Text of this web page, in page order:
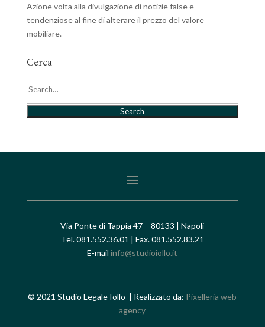
Azione volta alla divulgazione di notizie false e
tendenziose al fine di alterare il prezzo del valore
mobiliare.
Cerca
Search
Via Ponte di Tappia 47 – 80133 | Napoli
Tel. 081.552.36.01 | Fax. 081.552.83.21
E-mailinfo@studioiollo.it
© 2021 Studio Legale Iollo | Realizzato da: Pixelleria web
agency